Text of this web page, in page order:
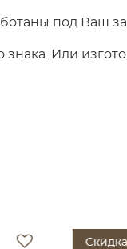
под Ваш
Или
Скидка